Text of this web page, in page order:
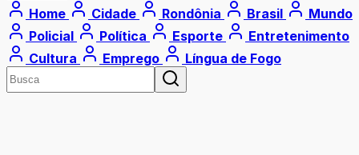
Home Cidade Rondônia Brasil
Mundo
Policial
Política Esporte
Entretenimento
Cultura
Emprego Língua de Fogo